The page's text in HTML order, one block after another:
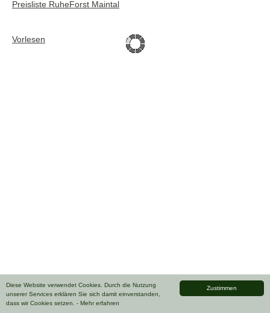
Zustimmen
Diese Website verwendet Cookies. Durch die Nutzung
unserer Services erklären Sie sich damit einverstanden,
dass wir Cookies setzen. - Mehr erfahren
Preisliste RuheForst Maintal
Vorlesen